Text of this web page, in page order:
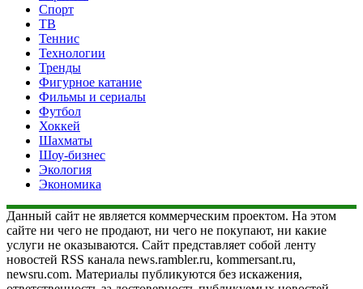
Спорт
ТВ
Теннис
Технологии
Тренды
Фигурное катание
Фильмы и сериалы
Футбол
Хоккей
Шахматы
Шоу-бизнес
Экология
Экономика
Данный сайт не является коммерческим проектом. На этом
сайте ни чего не продают, ни чего не покупают, ни какие
услуги не оказываются. Сайт представляет собой ленту
новостей RSS канала news.rambler.ru, kommersant.ru,
newsru.com. Материалы публикуются без искажения,